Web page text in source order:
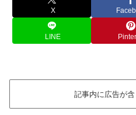
X
LINE
記事内に広告が含